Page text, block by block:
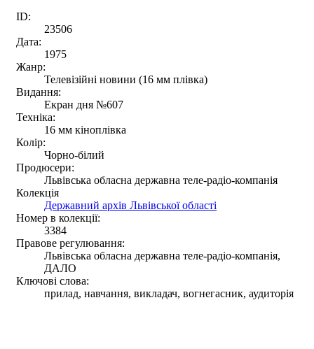
ID:
23506
Дата:
1975
Жанр:
Телевізійні новини (16 мм плівка)
Видання:
Екран дня №607
Техніка:
16 мм кіноплівка
Колір:
Чорно-білий
Продюсери:
Львівська обласна державна теле-радіо-компанія
Колекція
Державний архів Львівської області
Номер в колекції:
3384
Правове регулювання:
Львівська обласна державна теле-радіо-компанія,
ДАЛО
Ключові слова:
прилад, навчання, викладач, вогнегасник, аудиторія